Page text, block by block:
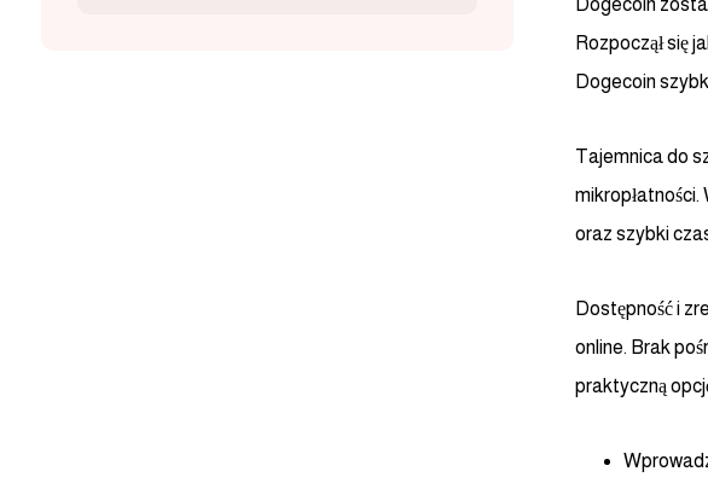
Dogecoin
Rozpoczął się
Dogecoin
Tajemnica do
oraz szybki
Dostępność i
online. Brak
praktyczną